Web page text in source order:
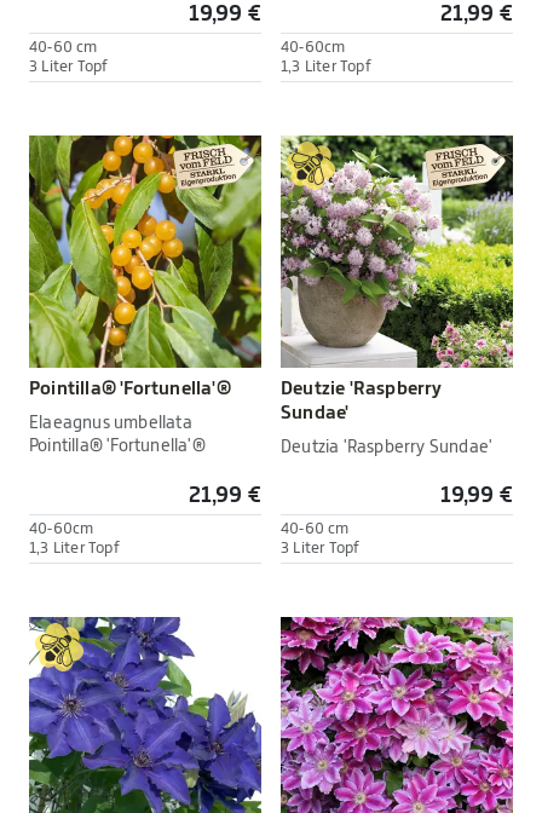
19,99 €
40-60 cm
3 Liter Topf
21,99 €
40-60cm
1,3 Liter Topf
Pointilla® 'Fortunella'®
Elaeagnus umbellata
Pointilla® 'Fortunella'®
21,99 €
40-60cm
1,3 Liter Topf
Deutzie 'Raspberry
Sundae'
Deutzia 'Raspberry Sundae'
19,99 €
40-60 cm
3 Liter Topf